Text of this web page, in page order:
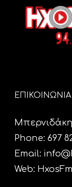
ΕΠΙΚΟΙΝΩΝΙΑ
Phone: 697
Email:
Web: